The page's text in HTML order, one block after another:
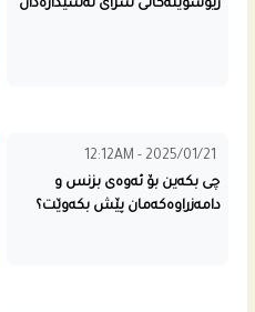
رێوشوێنەکانی سزای لەسێدارەدان
12:12AM - 2025/01/21
چی بکەین بۆ ئه‌وه‌ى بزنس و
دامەزراوەكەمان پێش بکەوێت؟